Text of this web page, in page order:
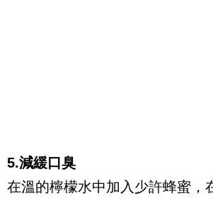
5.減緩口臭
在溫的檸檬水中加入少許蜂蜜，